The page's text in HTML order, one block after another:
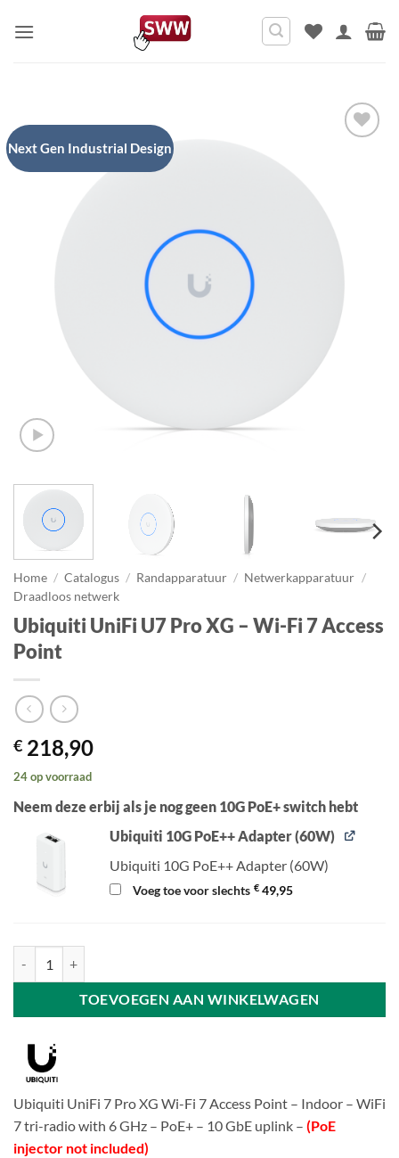
naar
Next Gen Industrial Design
Home / Catalogus / Randapparatuur / Netwerkapparatuur /
Draadloos netwerk
Ubiquiti UniFi U7 Pro XG – Wi-Fi 7 Access
Point
€ 218,90
24 op voorraad
Neem deze erbij als je nog geen 10G PoE+ switch hebt
Ubiquiti 10G PoE++ Adapter (60W)
Ubiquiti 10G PoE++ Adapter (60W)
Voeg toe voor slechts € 49,95
TOEVOEGEN AAN WINKELWAGEN
Ubiquiti UniFi 7 Pro XG Wi-Fi 7 Access Point – Indoor – WiFi
7 tri-radio with 6 GHz – PoE+ – 10 GbE uplink – (PoE
injector not included)